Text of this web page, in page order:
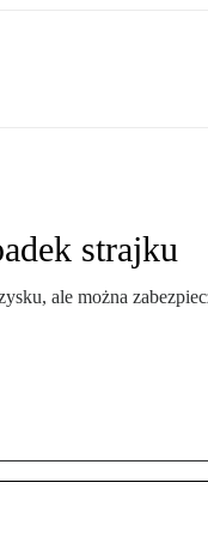
strajku
ale można